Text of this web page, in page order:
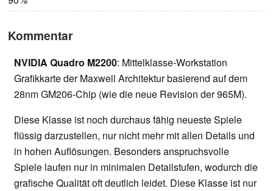
Kommentar
NVIDIA Quadro M2200: Mittelklasse-Workstation
Grafikkarte der Maxwell Architektur basierend auf dem
28nm GM206-Chip (wie die neue Revision der 965M).
Diese Klasse ist noch durchaus fähig neueste Spiele
flüssig darzustellen, nur nicht mehr mit allen Details und
in hohen Auflösungen. Besonders anspruchsvolle
Spiele laufen nur in minimalen Detailstufen, wodurch die
grafische Qualität oft deutlich leidet. Diese Klasse ist nur